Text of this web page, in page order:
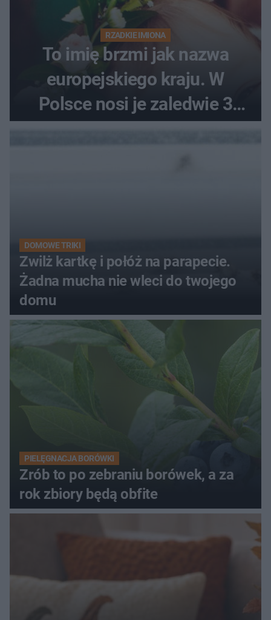
RZADKIE IMIONA
To imię brzmi jak nazwa
europejskiego kraju. W
Polsce nosi je zaledwie 3
kobiety
DOMOWE TRIKI
Zwilż kartkę i połóż na parapecie.
Żadna mucha nie wleci do twojego
domu
PIELĘGNACJA BORÓWKI
Zrób to po zebraniu borówek, a za
rok zbiory będą obfite